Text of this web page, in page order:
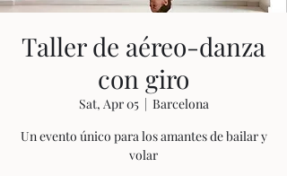
Taller de aéreo-danza
con giro
Sat, Apr 05
  |
Barcelona
Un evento único para los amantes de bailar y
volar